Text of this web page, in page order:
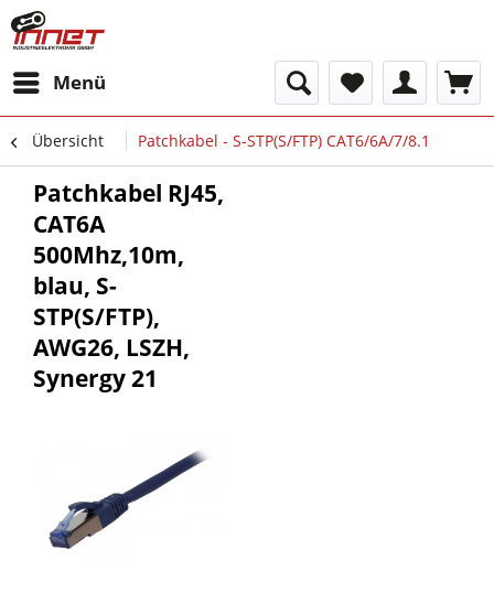
Menü
Übersicht Patchkabel - S-STP(S/FTP) CAT6/6A/7/8.1
Patchkabel RJ45,
CAT6A
500Mhz,10m,
blau, S-
STP(S/FTP),
AWG26, LSZH,
Synergy 21